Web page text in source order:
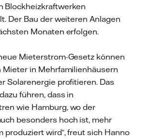
Blockheizkraftwerken
Der Bau der weiteren Anlagen
Monaten erfolgen.
Mieterstrom-Gesetz können
Mieter in Mehrfamilienhäusern
Solarenergie profitieren. Das
führen, dass in
wie Hamburg, wo der
besonders hoch ist, mehr
produziert wird“, freut sich Hanno